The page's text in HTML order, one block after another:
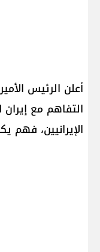
أعلن الرئيس
التفاهم مع إيران
الإيرانيين،